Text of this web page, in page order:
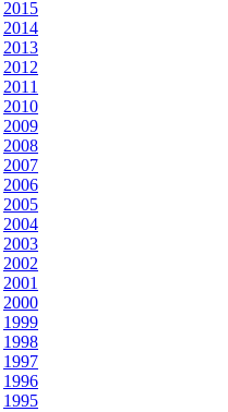
2015
2014
2013
2012
2011
2010
2009
2008
2007
2006
2005
2004
2003
2002
2001
2000
1999
1998
1997
1996
1995